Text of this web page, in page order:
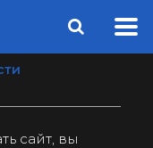
сайт, вы